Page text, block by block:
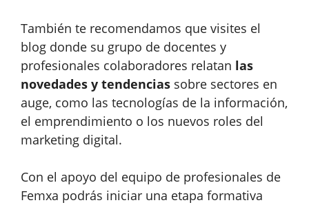
También te recomendamos que visites el
blog donde su grupo de docentes y
profesionales colaboradores relatan las
novedades y tendencias sobre sectores en
auge, como las tecnologías de la información,
el emprendimiento o los nuevos roles del
marketing digital.
Con el apoyo del equipo de profesionales de
Femxa podrás iniciar una etapa formativa